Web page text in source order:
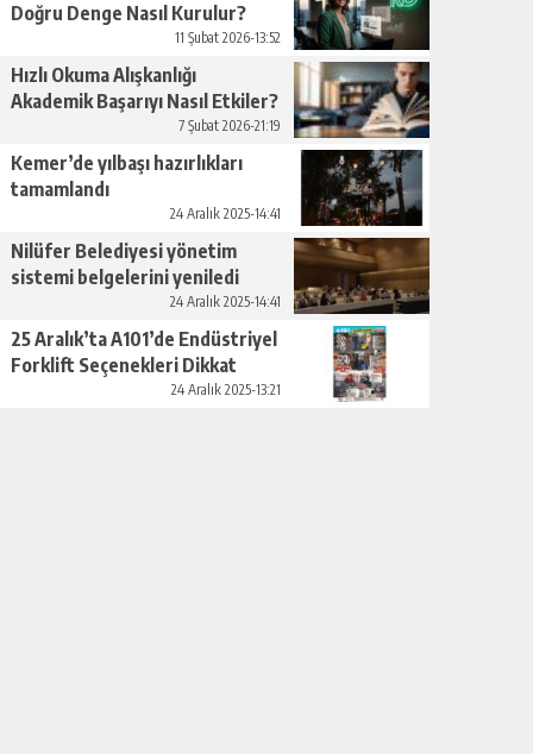
Doğru Denge Nasıl Kurulur?
11 Şubat 2026-13:52
Hızlı Okuma Alışkanlığı
Akademik Başarıyı Nasıl Etkiler?
7 Şubat 2026-21:19
Kemer’de yılbaşı hazırlıkları
tamamlandı
24 Aralık 2025-14:41
Nilüfer Belediyesi yönetim
sistemi belgelerini yeniledi
24 Aralık 2025-14:41
25 Aralık’ta A101’de Endüstriyel
Forklift Seçenekleri Dikkat
24 Aralık 2025-13:21